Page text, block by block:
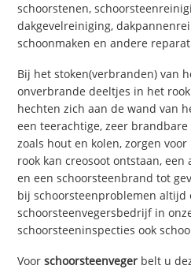
schoorstenen,
dakgevelreiniging,
schoonmaken en andere
Bij het stoken(verbranden) van
onverbrande deeltjes in het
hechten zich aan de wand van
een teerachtige, zeer
zoals hout en kolen, zorgen
rook kan creosoot ontstaan,
en een schoorsteenbrand tot
bij schoorsteenproblemen altijd
schoorsteenvegersbedrijf in
schoorsteeninspecties ook
Voorschoorsteenveger belt u